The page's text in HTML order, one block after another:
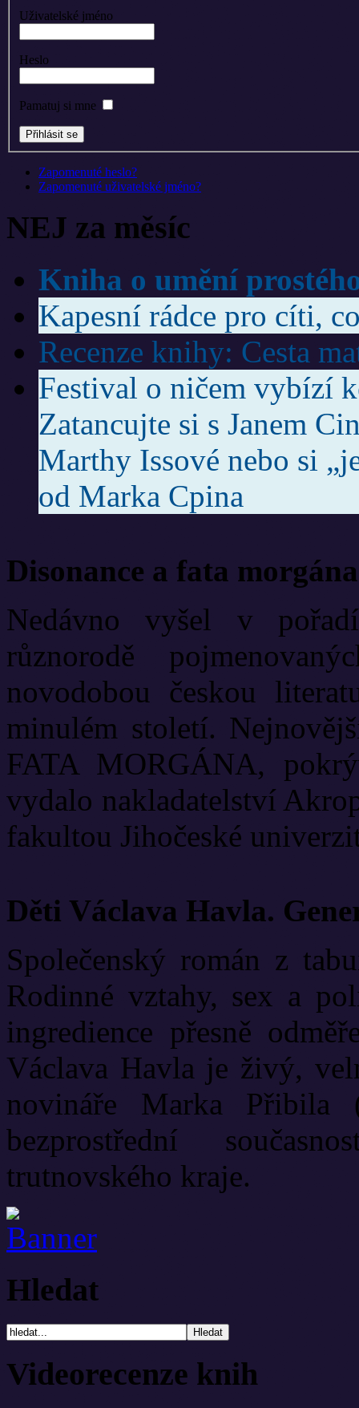
Uživatelské jméno
Heslo
Pamatuj si mne
Zapomenuté heslo?
Zapomenuté uživatelské jméno?
NEJ za měsíc
Kniha o umění
Kapesní rádce pro cíti,
Recenze knihy: Cesta
Festival o ničem vybízí
Zatancujte si s Janem
Marthy Issové nebo si
od Marka Cpina
Disonance a fata morgána
Nedávno vyšel v
různorodě
novodobou českou
minulém století.
FATA MORGÁNA,
vydalo nakladatelství
fakultou Jihočeské
Děti Václava Havla.
Společenský román z
Rodinné vztahy, sex a
ingredience přesně
Václava Havla je živý,
novináře Marka Přibila
bezprostřední
trutnovského kraje.
Hledat
Videorecenze knih